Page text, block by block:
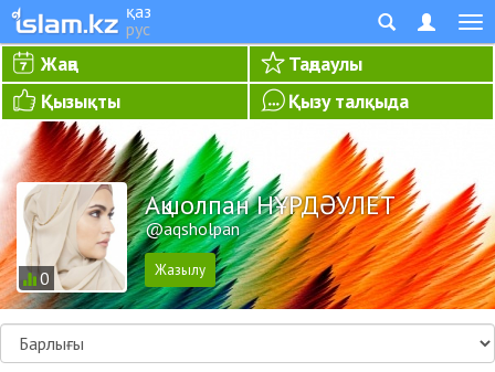
қаз
рус
Жаңа
Таңдаулы
Қызықты
Қызу талқыда
0
Ақшолпан НҰРДӘУЛЕТ
@aqsholpan